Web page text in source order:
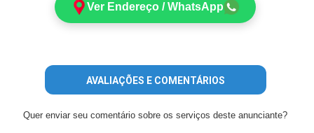
Ver Endereço / WhatsApp
AVALIAÇÕES E COMENTÁRIOS
Quer enviar seu comentário sobre os serviços deste anunciante?